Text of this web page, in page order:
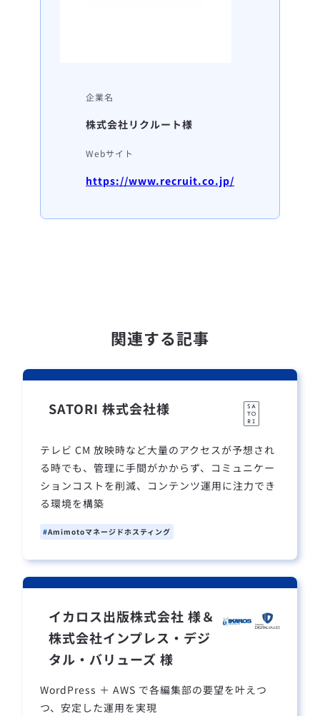
企業名
株式会社リクルート様
Webサイト
https://www.recruit.co.jp/
関連する記事
SATORI 株式会社様
テレビ CM 放映時など大量のアクセスが予想され
る時でも、管理に手間がかからず、コミュニケー
ションコストを削減、コンテンツ運用に注力でき
る環境を構築
Amimotoマネージドホスティング
イカロス出版株式会社 様＆
株式会社インプレス・デジ
タル・バリューズ 様
WordPress ＋ AWS で各編集部の要望を叶えつ
つ、安定した運用を実現